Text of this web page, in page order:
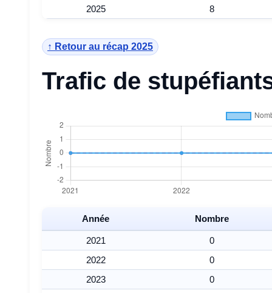
2025
8
↑ Retour au récap 2025
Trafic de
Année Nombre
2021
0
2022
0
2023
0